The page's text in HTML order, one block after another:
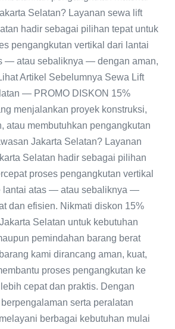
Selatan? Layanan sewa lift
hadir sebagai pilihan tepat untuk
pengangkutan vertikal dari lantai
— atau sebaliknya — dengan aman,
Artikel Sebelumnya Sewa Lift
— PROMO DISKON 15%
menjalankan proyek konstruksi,
atau membutuhkan pengangkutan
Jakarta Selatan? Layanan
Selatan hadir sebagai pilihan
proses pengangkutan vertikal
lantai atas — atau sebaliknya —
dan efisien. Nikmati diskon 15%
Selatan untuk kebutuhan
pemindahan barang berat
kami dirancang aman, kuat,
proses pengangkutan ke
cepat dan praktis. Dengan
serta peralatan
berbagai kebutuhan mulai